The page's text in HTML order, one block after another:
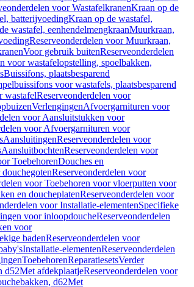
voor WastafelkranenKraan op de
batterijvoedingKraan op de wastafel,
wastafel, eenhendelmengkraanMuurkraan,
Reserveonderdelen voor Muurkraan,
Voor gebruik buitenReserveonderdelen
voor wastafelopstelling, spoelbakken,
Buissifons, plaatsbesparend
voor wastafels, plaatsbesparend
wastafelReserveonderdelen voor
VerlengingenAfvoergarnituren voor
voor Aansluitstukken voor
voor Afvoergarnituren voor
AansluitingenReserveonderdelen voor
AansluitbochtenReserveonderdelen voor
ToebehorenDouches en
Reserveonderdelen voor
voor Toebehoren voor vloerputten voor
en doucheplatenReserveonderdelen voor
voor Installatie-elementenSpecifieke
voor inloopdoucheReserveonderdelen
voor
badenReserveonderdelen voor
Installatie-elementenReserveonderdelen
ToebehorenReparatiesetsVerder
d52Met afdekplaatjeReserveonderdelen voor
d62Met